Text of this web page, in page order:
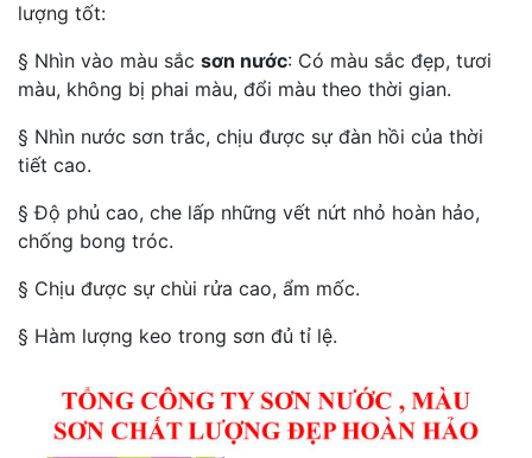
lượng tốt:
§ Nhìn vào màu sắc sơn nước: Có màu sắc đẹp, tươi
màu, không bị phai màu, đổi màu theo thời gian.
§ Nhìn nước sơn trắc, chịu được sự đàn hồi của thời
tiết cao.
§ Độ phủ cao, che lấp những vết nứt nhỏ hoàn hảo,
chống bong tróc.
§ Chịu được sự chùi rửa cao, ẩm mốc.
§ Hàm lượng keo trong sơn đủ tỉ lệ.